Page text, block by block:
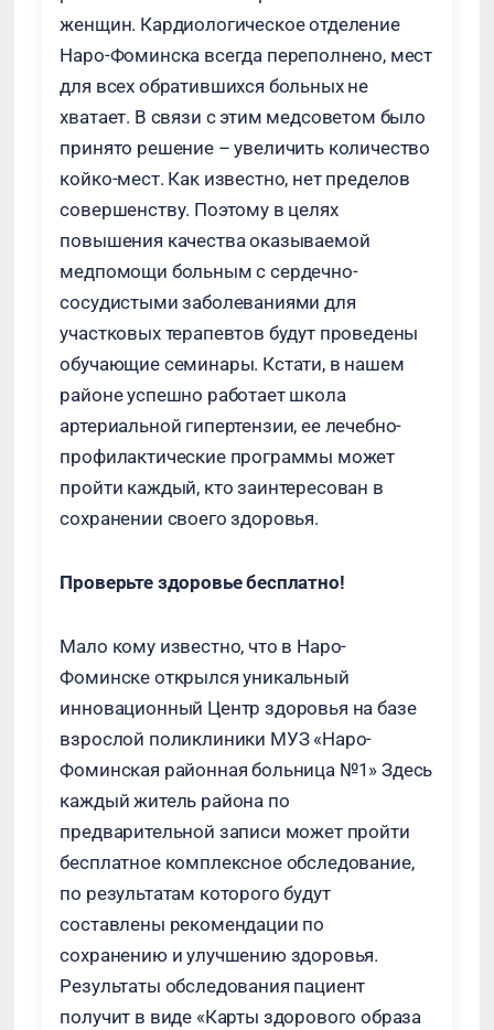
женщин. Кардиологическое отделение
Наро-Фоминска всегда переполнено, мест
для всех обратившихся больных не
хватает. В связи с этим медсоветом было
принято решение – увеличить количество
койко-мест. Как известно, нет пределов
совершенству. Поэтому в целях
повышения качества оказываемой
медпомощи больным с сердечно-
сосудистыми заболеваниями для
участковых терапевтов будут проведены
обучающие семинары. Кстати, в нашем
районе успешно работает школа
артериальной гипертензии, ее лечебно-
профилактические программы может
пройти каждый, кто заинтересован в
сохранении своего здоровья.
Проверьте здоровье бесплатно!
Мало кому известно, что в Наро-
Фоминске открылся уникальный
инновационный Центр здоровья на базе
взрослой поликлиники МУЗ «Наро-
Фоминская районная больница №1» Здесь
каждый житель района по
предварительной записи может пройти
бесплатное комплексное обследование,
по результатам которого будут
составлены рекомендации по
сохранению и улучшению здоровья.
Результаты обследования пациент
получит в виде «Карты здорового образа